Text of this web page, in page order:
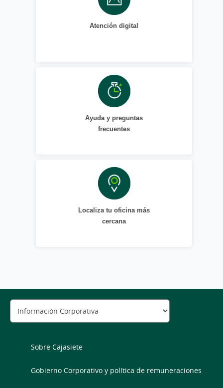
Atención digital
Ayuda y preguntas
frecuentes
Localiza tu oficina más
cercana
Sobre Cajasiete
Gobierno Corporativo y política de remuneraciones